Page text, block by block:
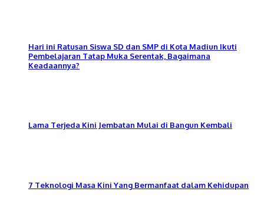
Hari ini Ratusan Siswa SD dan SMP di Kota Madiun Ikuti
Pembelajaran Tatap Muka Serentak, Bagaimana
Keadaannya?
Lama Terjeda Kini Jembatan Mulai di Bangun Kembali
7 Teknologi Masa Kini Yang Bermanfaat dalam Kehidupan